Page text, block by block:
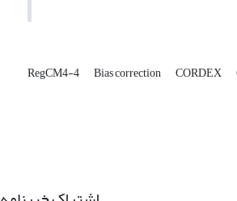
RegCM4-4 Bias correction CORDEX